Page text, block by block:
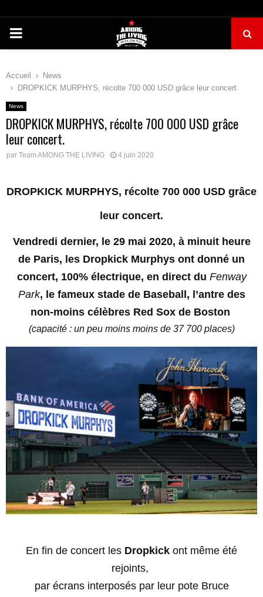
PRIMARY
Accueil
News
DROPKICK MURPHYS, récolte 700 000 USD grâce leur concert.
News
DROPKICK MURPHYS, récolte 700 000 USD grâce
leur concert.
par Team AMONG THE LIVING 4 juin 2020
DROPKICK MURPHYS, récolte 700 000 USD grâce
leur concert.
Vendredi dernier, le 29 mai 2020, à minuit heure
de Paris, les Dropkick Murphys ont donné un
concert, 100% électrique, en direct du Fenway
Park, le fameux stade de Baseball, l’antre des
non-moins célèbres Red Sox de Boston
(capacité : un peu moins moins de 37 700 places)
En fin de concert les Dropkick ont même été
rejoints,
par écrans interposés par leur pote Bruce